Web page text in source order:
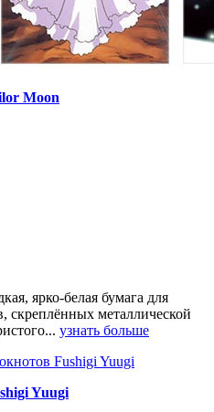
Moon
ярко-белая бумага для
скреплённых металлической
узнать больше
Yuugi